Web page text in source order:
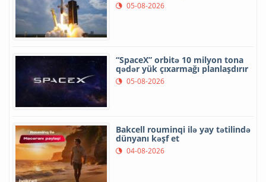
05-08-2026
“SpaceX” orbitə 10 milyon tona
qədər yük çıxarmağı planlaşdırır
05-08-2026
Bakcell rouminqi ilə yay tətilində
dünyanı kəşf et
04-08-2026